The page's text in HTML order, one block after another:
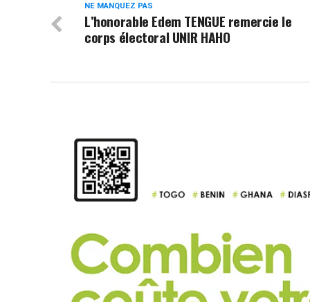
NE MANQUEZ PAS
L’honorable Edem TENGUE remercie le
corps électoral UNIR HAHO